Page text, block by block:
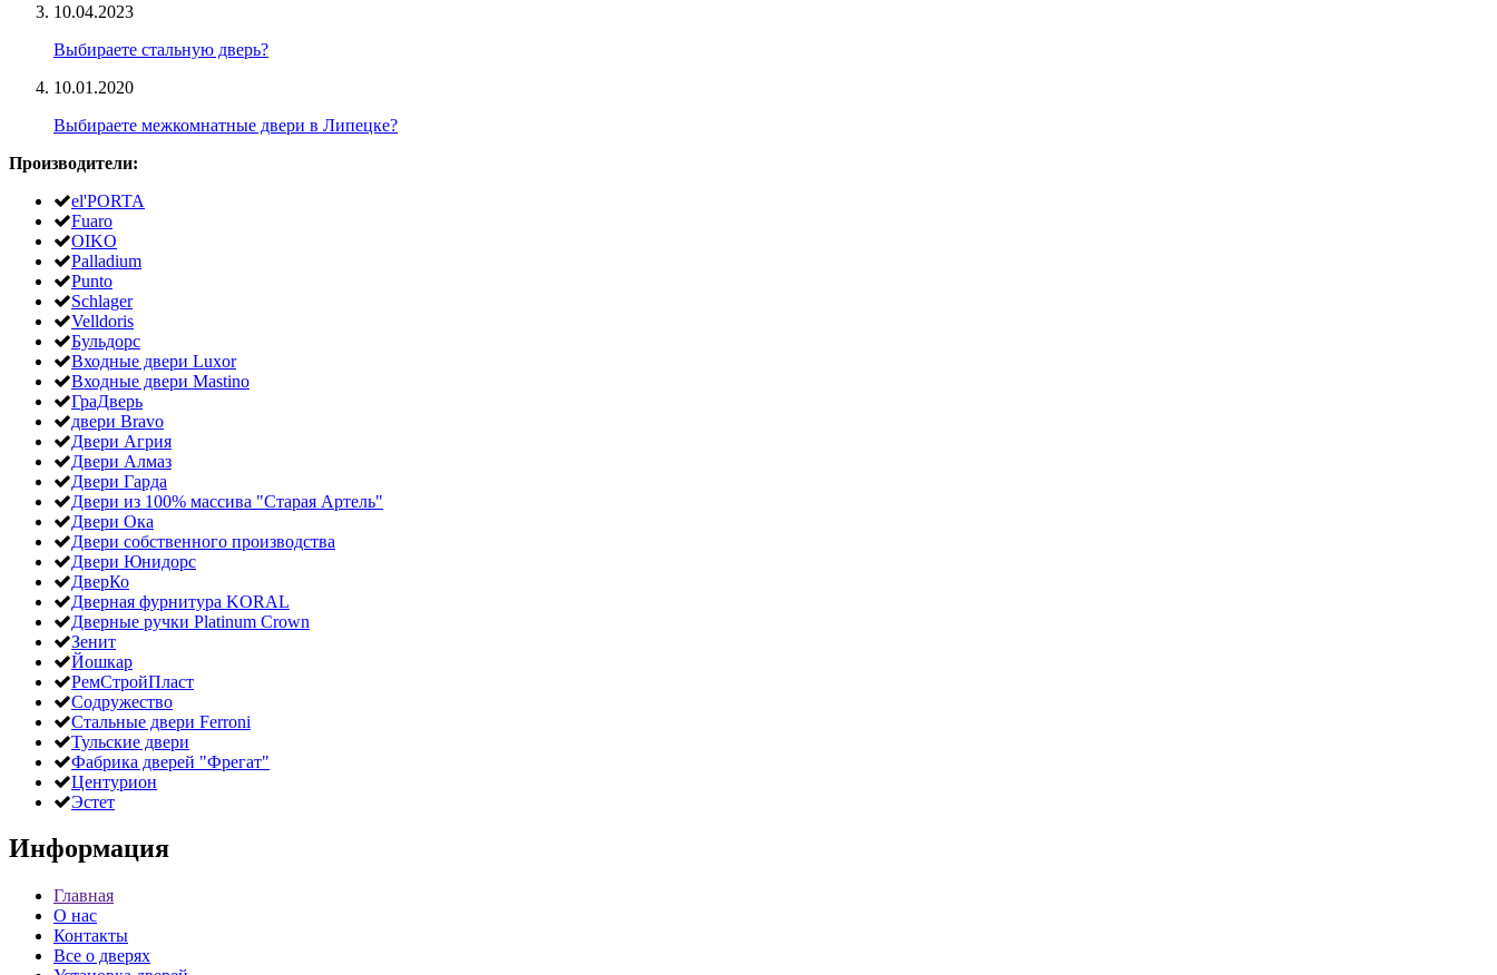
10.04.2023
Выбираете стальную дверь?
10.01.2020
Выбираете межкомнатные двери в Липецке?
Производители:
el'PORTA
Fuaro
OIKO
Palladium
Punto
Schlager
Velldoris
Бульдорс
Входные двери Luxor
Входные двери Mastino
ГраДверь
двери Bravo
Двери Агрия
Двери Алмаз
Двери Гарда
Двери из 100% массива "Старая Артель"
Двери Ока
Двери собственного производства
Двери Юнидорс
ДверКо
Дверная фурнитура KORAL
Дверные ручки Platinum Crown
Зенит
Йошкар
РемСтройПласт
Содружество
Стальные двери Ferroni
Тульские двери
Фабрика дверей "Фрегат"
Центурион
Эстет
Информация
Главная
О нас
Контакты
Все о дверях